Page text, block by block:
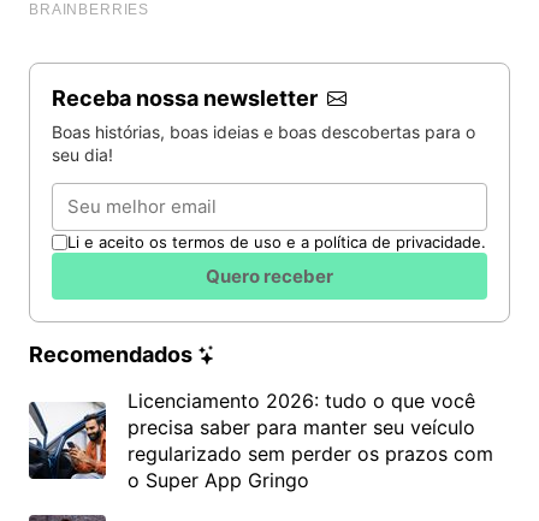
Receba nossa newsletter
Boas histórias, boas ideias e boas descobertas para o
seu dia!
Email
Li e aceito os termos de uso e a política de privacidade.
Quero receber
Recomendados
Licenciamento 2026: tudo o que você
precisa saber para manter seu veículo
regularizado sem perder os prazos com
o Super App Gringo